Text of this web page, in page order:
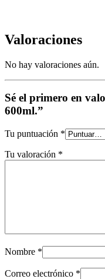
Valoraciones
No hay valoraciones aún.
Sé el primero en
600ml.”
Tu puntuación *
Tu valoración *
Nombre *
Correo electrónico *